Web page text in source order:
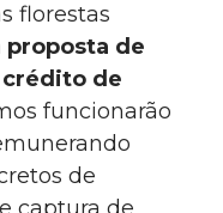
florestas
proposta de
crédito de
funcionarão
de